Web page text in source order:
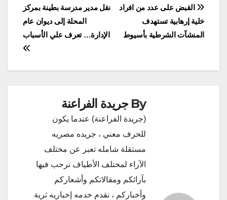
تصفّح
المقالات
ﻧﻘﻞ ﻣﺪﻳﺮ ﻣﺪﺭﺳﺔ ﺑﻄﻴﻨﺔ ﺑﻤﺮﻛﺰ
ﺍﻟﻤﺤﻠﺔ ﺇﻟﻰ ﺩﻳﻮﺍﻥ ﻋﺎﻡ
ﺍﻹ‌ﺩﺍﺭﺓ… تعرف علي الأسباب
القبض على عدد من افراد
خلية إرهابية تستهدف
المنشآت الشرطية بأسيوط
By جريدة الفراعنة
(جريدة الفراعنة) عندما يكون
للحرف معني ، جريده مصريه
مستقلة شامله تعبر عن مختلف
الآراء لمختلف الأطياف نرحب فيها
بآرائكم ومقالاتكم وأشعاركم
وأخباركم ، نقدم خدمه إخباريه ثرية